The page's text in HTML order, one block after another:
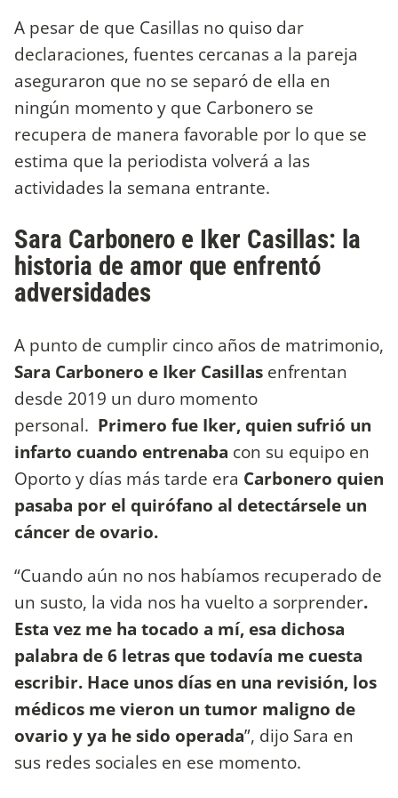
A pesar de que Casillas no quiso dar
declaraciones, fuentes cercanas a la pareja
aseguraron que no se separó de ella en
ningún momento y que Carbonero se
recupera de manera favorable por lo que se
estima que la periodista volverá a las
actividades la semana entrante.
Sara Carbonero e Iker Casillas: la
historia de amor que enfrentó
adversidades
A punto de cumplir cinco años de matrimonio,
Sara Carbonero e Iker Casillas enfrentan
desde 2019 un duro momento
personal. Primero fue Iker, quien sufrió un
infarto cuando entrenaba con su equipo en
Oporto y días más tarde era Carbonero quien
pasaba por el quirófano al detectársele un
cáncer de ovario.
“Cuando aún no nos habíamos recuperado de
un susto, la vida nos ha vuelto a sorprender.
Esta vez me ha tocado a mí, esa dichosa
palabra de 6 letras que todavía me cuesta
escribir. Hace unos días en una revisión, los
médicos me vieron un tumor maligno de
ovario y ya he sido operada”, dijo Sara en
sus redes sociales en ese momento.